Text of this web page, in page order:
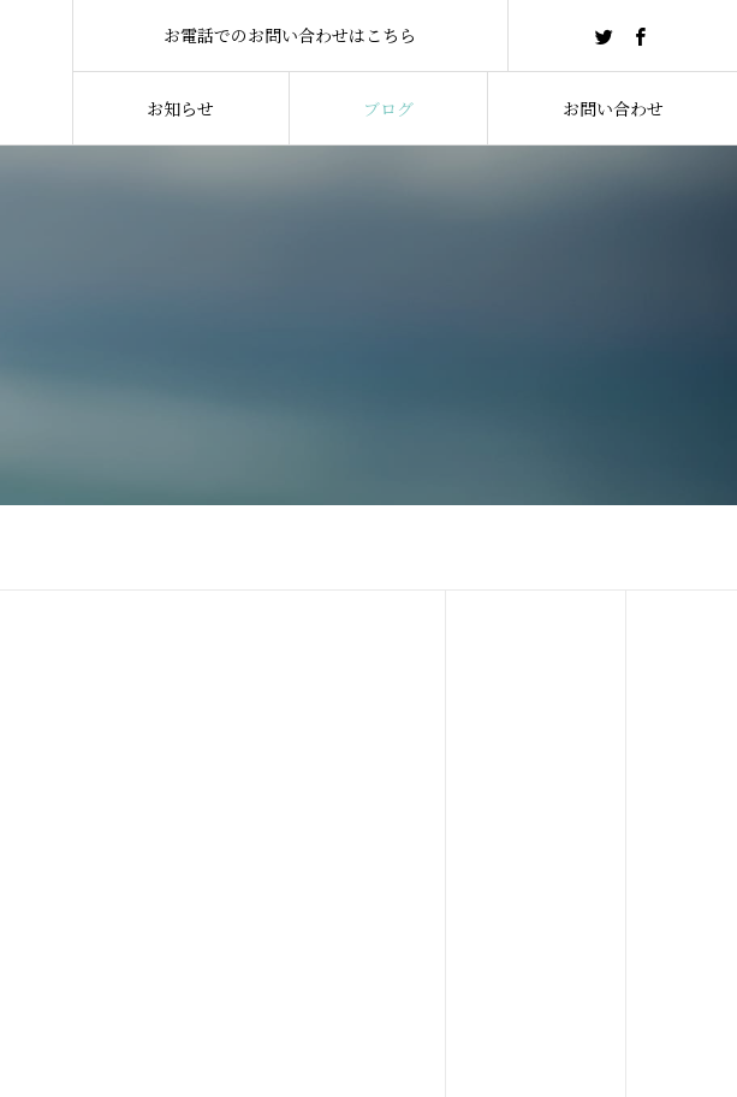
お知らせ ブログ お問い合わせ
お電話でのお問い合わせはこちら